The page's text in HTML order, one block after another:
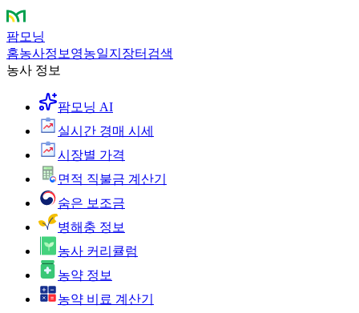
팜모닝
홈농사정보 영농일지 장터 검색
농사 정보
팜모닝 AI
실시간 경매 시세
시장별 가격
면적 직불금 계산기
숨은 보조금
병해충 정보
농사 커리큘럼
농약 정보
농약 비료 계산기